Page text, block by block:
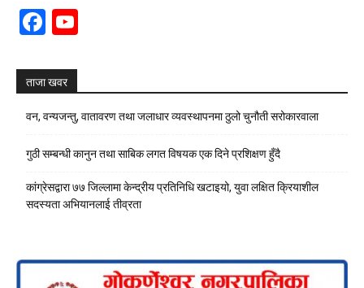
Facebook
ताजा खवर
वन, वन्यजन्तु, वातावरण तथा जलाधार व्यवस्थापनमा ठुलो चुनौती सरोकारवाला
गुठी सम्बन्धी कानुन तथा साबिक लगत विषयक एक दिने प्रशिक्षण हुँदै
कांग्रेसद्वारा ७७ जिल्लामा केन्द्रीय प्रतिनिधि खटाइयो, युवा लक्षित क्रियाशील
सदस्यता अभियानलाई तीव्रता